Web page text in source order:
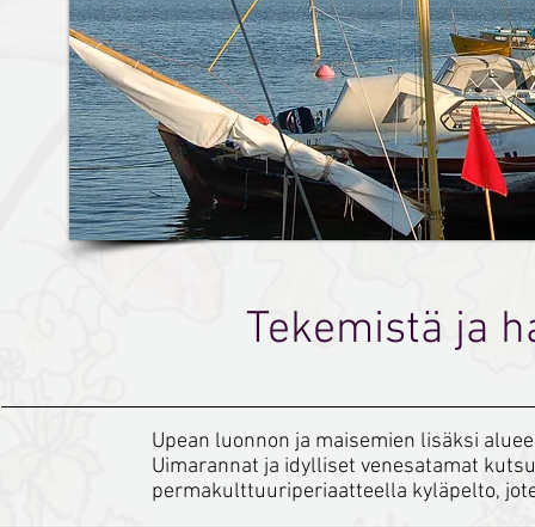
Tekemistä ja
Upean luonnon ja maisemien lisäksi
Uimarannat ja idylliset venesatamat
permakulttuuriperiaatteella kyläpelto,